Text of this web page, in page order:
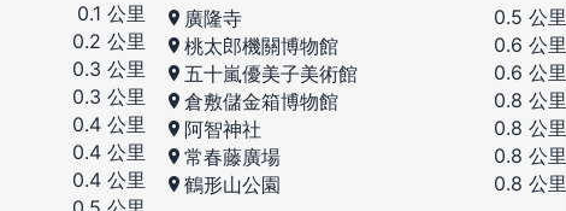
0.1 公里
0.2 公里
0.3 公里
0.3 公里
0.4 公里
0.4 公里
0.4 公里
廣隆寺
0.5 公里
桃太郎機關博物館
0.6 公里
五十嵐優美子美術館
0.6 公里
倉敷儲金箱博物館
0.8 公里
阿智神社
0.8 公里
常春藤廣場
0.8 公里
鶴形山公園
0.8 公里